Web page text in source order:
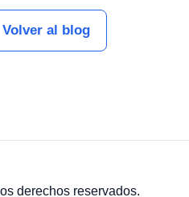
Volver al blog
derechos reservados.